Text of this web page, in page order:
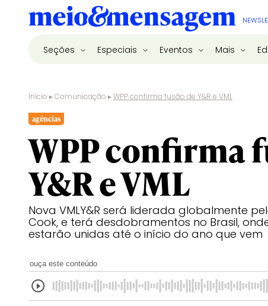
Seções Especiais Eventos Mais
Início ▸Comunicação ▸WPP confirma fusão de Y&R e VML
agências
WPP confirma
Y&R e VML
Nova VMLY&R será liderada globalmente
Cook, e terá desdobramentos no Brasil,
estarão unidas até o início do ano que vem
ouça este conteúdo